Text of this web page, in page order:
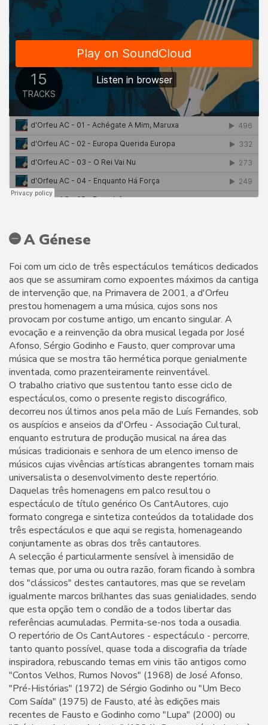
A Génese
Foi com um ciclo de três espectáculos temáticos dedicados
aos que se assumiram como expoentes máximos da cantiga
de intervenção que, na Primavera de 2001, a d'Orfeu
prestou homenagem a uma música, cujos sons nos
provocam por costume antigo, um encanto singular. A
evocação e a reinvenção da obra musical legada por José
Afonso, Sérgio Godinho e Fausto, quer comprovar uma
música que se mostra tão hermética porque genialmente
inventada, como prazenteiramente reinventável.
O trabalho criativo que sustentou tanto esse ciclo de
espectáculos, como o presente registo discográfico,
decorreu nos últimos anos pela mão de Luís Fernandes, sob
os auspícios e anseios da d'Orfeu - Associação Cultural,
enquanto estrutura de produção musical na área das
músicas tradicionais e senhora de um elenco imenso de
músicos cujas vivências artísticas abrangentes tornam mais
universalista o desenvolvimento deste repertório.
Daquelas três homenagens em palco resultou o
espectáculo de título genérico Os CantAutores, cujo
formato congrega e sintetiza conteúdos da totalidade dos
três espectáculos e que aqui se regista, homenageando
conjuntamente as obras dos três cantautores.
A selecção é particularmente sensível à imensidão de
temas que, por uma ou outra razão, foram ficando à sombra
dos "clássicos" destes cantautores, mas que se revelam
igualmente marcos brilhantes das suas genialidades, sendo
que esta opção tem o condão de a todos libertar das
referências acumuladas. Permita-se-nos toda a ousadia.
O repertório de Os CantAutores - espectáculo - percorre,
tanto quanto possível, quase toda a discografia da tríade
inspiradora, rebuscando temas em vinis tão antigos como
"Contos Velhos, Rumos Novos" (1968) de José Afonso,
"Pré-Histórias" (1972) de Sérgio Godinho ou "Um Beco
Com Saída" (1975) de Fausto, até às edições mais
recentes de Fausto e Godinho como "Lupa" (2000) ou